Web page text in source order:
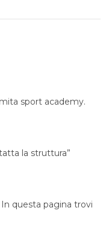
sport academy.
la struttura”
questa pagina trovi